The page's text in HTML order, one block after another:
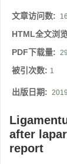
文章访问数:
HTML全文浏
PDF下载量:
被引次数: 1
出版日期:
after
report